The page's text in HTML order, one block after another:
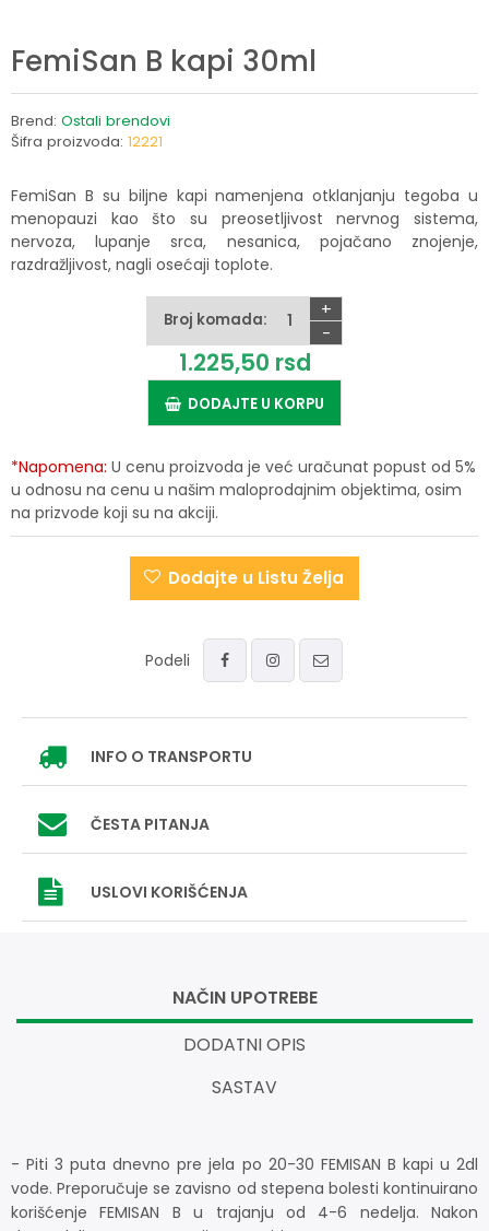
FemiSan B kapi 30ml
Brend: Ostali brendovi
Šifra proizvoda: 12221
FemiSan B su biljne kapi namenjena otklanjanju tegoba u
menopauzi kao što su preosetljivost nervnog sistema,
nervoza, lupanje srca, nesanica, pojačano znojenje,
razdražljivost, nagli osećaji toplote.
Broj komada:
+
-
1.225,50 rsd
DODAJTE U KORPU
*Napomena: U cenu proizvoda je već uračunat popust od 5%
u odnosu na cenu u našim maloprodajnim objektima, osim
na prizvode koji su na akciji.
Dodajte u Listu Želja
Podeli
INFO O TRANSPORTU
ČESTA PITANJA
USLOVI KORIŠĆENJA
NAČIN UPOTREBE
DODATNI OPIS
SASTAV
- Piti 3 puta dnevno pre jela po 20-30 FEMISAN B kapi u 2dl
vode. Preporučuje se zavisno od stepena bolesti kontinuirano
korišćenje FEMISAN B u trajanju od 4-6 nedelja. Nakon